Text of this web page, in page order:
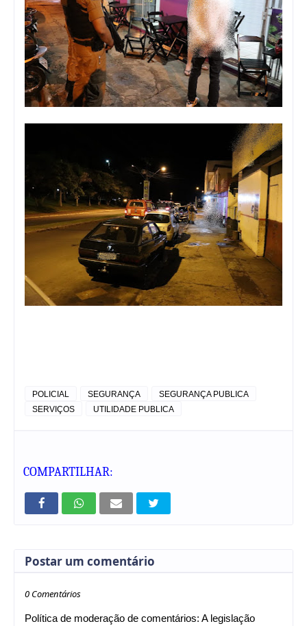
POLICIAL SEGURANÇA
SEGURANÇA PUBLICA
SERVIÇOS
UTILIDADE PUBLICA
COMPARTILHAR:
Postar um comentário
0 Comentários
Política de moderação de comentários: A legislação